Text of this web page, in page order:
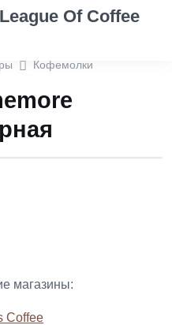
Кофемолки
магазины:
Coffee